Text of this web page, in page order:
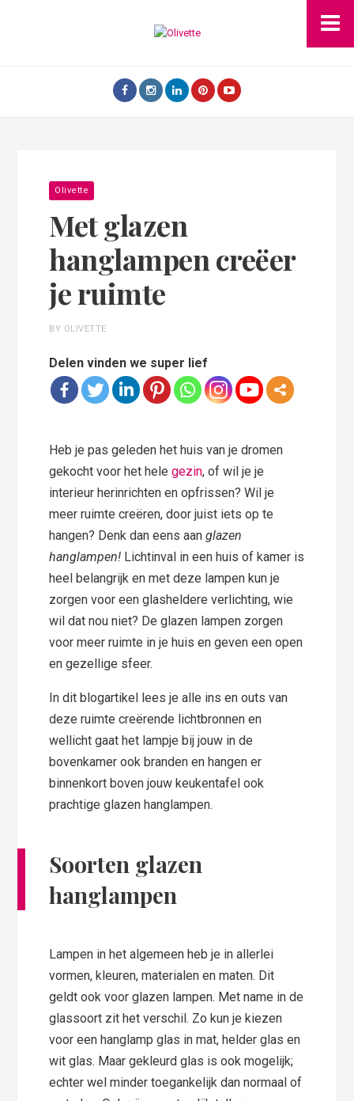
Olivette
Met glazen
hanglampen creëer
je ruimte
BY OLIVETTE
Delen vinden we super lief
Heb je pas geleden het huis van je dromen
gekocht voor het helegezin, of wil je je
interieur herinrichten en opfrissen? Wil je
meer ruimte creëren, door juist iets op te
hangen? Denk dan eens aanglazen
hanglampen! Lichtinval in een huis of kamer is
heel belangrijk en met deze lampen kun je
zorgen voor een glasheldere verlichting, wie
wil dat nou niet? De glazen lampen zorgen
voor meer ruimte in je huis en geven een open
en gezellige sfeer.
In dit blogartikel lees je alle ins en outs van
deze ruimte creërende lichtbronnen en
wellicht gaat het lampje bij jouw in de
bovenkamer ook branden en hangen er
binnenkort boven jouw keukentafel ook
prachtige glazen hanglampen.
Soorten glazen
hanglampen
Lampen in het algemeen heb je in allerlei
vormen, kleuren, materialen en maten. Dit
geldt ook voor glazen lampen. Met name in de
glassoort zit het verschil. Zo kun je kiezen
voor een hanglamp glas in mat, helder glas en
wit glas. Maar gekleurd glas is ook mogelijk;
echter wel minder toegankelijk dan normaal of